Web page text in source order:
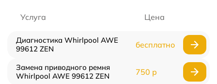
Услуга Цена
Диагностика Whirlpool AWE
99612 ZEN
бесплатно
Замена приводного ремня
Whirlpool AWE 99612 ZEN
750 р